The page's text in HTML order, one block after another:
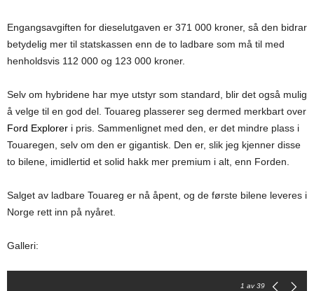
Engangsavgiften for dieselutgaven er 371 000 kroner, så den bidrar
betydelig mer til statskassen enn de to ladbare som må til med
henholdsvis 112 000 og 123 000 kroner.
Selv om hybridene har mye utstyr som standard, blir det også mulig
å velge til en god del. Touareg plasserer seg dermed merkbart over
Ford Explorer i pris. Sammenlignet med den, er det mindre plass i
Touaregen, selv om den er gigantisk. Den er, slik jeg kjenner disse
to bilene, imidlertid et solid hakk mer premium i alt, enn Forden.
Salget av ladbare Touareg er nå åpent, og de første bilene leveres i
Norge rett inn på nyåret.
Galleri:
1 av 39